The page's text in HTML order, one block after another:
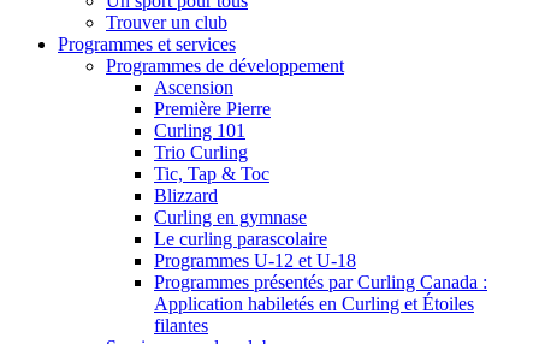
Trouver un club
Programmes et services
Programmes de développement
Ascension
Première Pierre
Curling 101
Trio Curling
Tic, Tap & Toc
Blizzard
Curling en gymnase
Le curling parascolaire
Programmes U-12 et U-18
Programmes présentés par Curling Canada :
Application habiletés en Curling et Étoiles
filantes